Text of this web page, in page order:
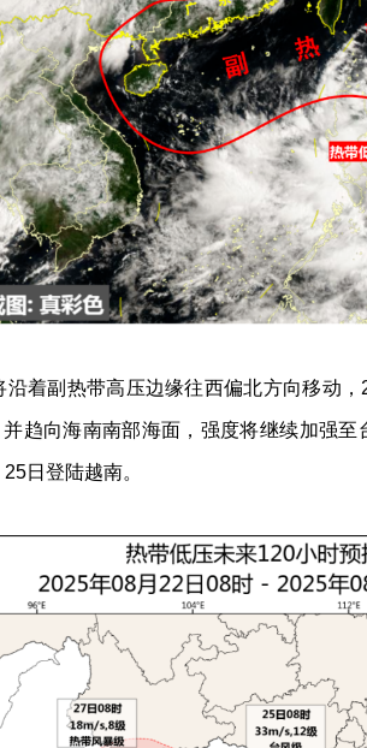
沿着副热带高压边缘往西偏北方向移动
并趋向海南南部海面，强度将继续加强
日登陆越南。